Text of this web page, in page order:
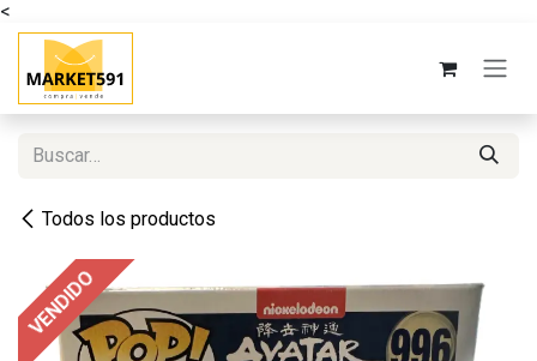
<
Ir al contenido
Todos los productos
VENDIDO